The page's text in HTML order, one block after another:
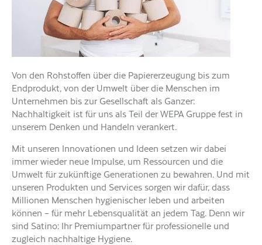
Von den Rohstoffen über die Papiererzeugung bis zum
Endprodukt, von der Umwelt über die Menschen im
Unternehmen bis zur Gesellschaft als Ganzer:
Nachhaltigkeit ist für uns als Teil der WEPA Gruppe fest in
unserem Denken und Handeln verankert.
Mit unseren Innovationen und Ideen setzen wir dabei
immer wieder neue Impulse, um Ressourcen und die
Umwelt für zukünftige Generationen zu bewahren. Und mit
unseren Produkten und Services sorgen wir dafür, dass
Millionen Menschen hygienischer leben und arbeiten
können – für mehr Lebensqualität an jedem Tag. Denn wir
sind Satino: Ihr Premiumpartner für professionelle und
zugleich nachhaltige Hygiene.